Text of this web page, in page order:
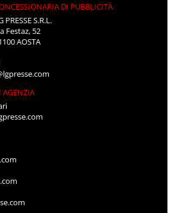
DI PUBBLICITÀ
PRESSE S.R.L.
Festaz, 52
AOSTA
AGENZIA